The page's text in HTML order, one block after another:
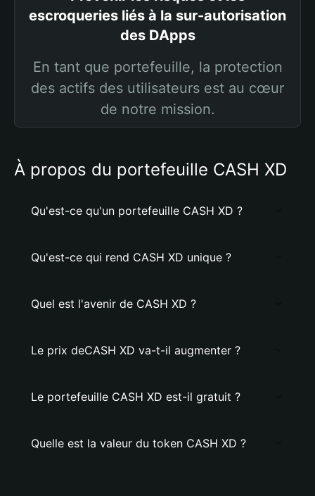
escroqueries liés à la sur-autorisation
des DApps
En tant que portefeuille, la protection
des actifs des utilisateurs est au cœur
de notre mission.
À propos du portefeuille CASH XD
Qu'est-ce qu'un portefeuille CASH XD ?
Qu'est-ce qui rend CASH XD unique ?
Quel est l'avenir de CASH XD ?
Le prix deCASH XD va-t-il augmenter ?
Le portefeuille CASH XD est-il gratuit ?
Quelle est la valeur du token CASH XD ?